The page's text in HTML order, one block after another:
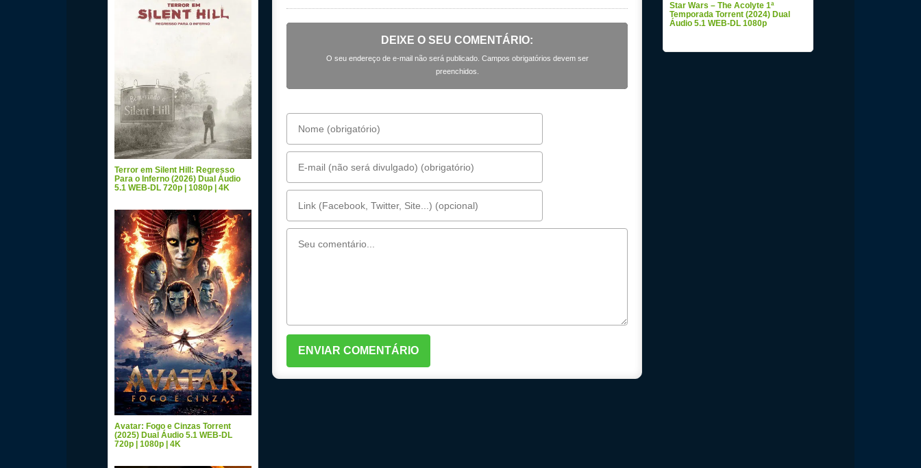
DEIXE O SEU COMENTÁRIO:
O seu endereço de e-mail não será publicado. Campos obrigatórios devem ser
preenchidos.
Terror em Silent Hill: Regresso
Para o Inferno (2026) Dual Áudio
5.1 WEB-DL 720p | 1080p | 4K
Avatar: Fogo e Cinzas Torrent
(2025) Dual Áudio 5.1 WEB-DL
720p | 1080p | 4K
Star Wars – The Acolyte 1ª
Temporada Torrent (2024) Dual
Áudio 5.1 WEB-DL 1080p